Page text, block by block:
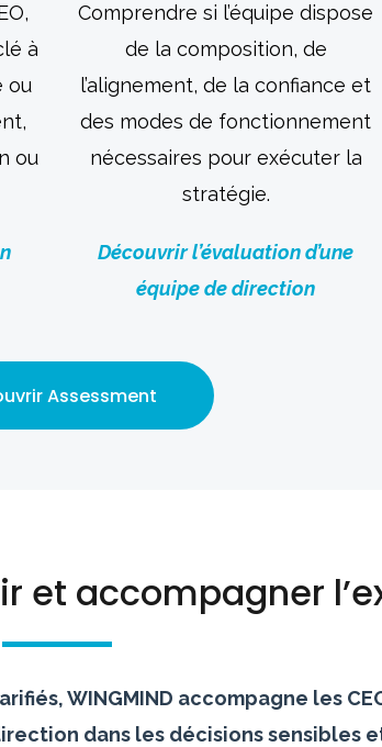
à
ou
ou
Comprendre si l’équipe dispose
de la composition, de
l’alignement, de la confiance et
des modes de fonctionnement
nécessaires pour exécuter la
stratégie.
Découvrir l’évaluation d’une
équipe de direction
Assessment
et accompagner
WINGMIND accompagne les
dans les décisions sensibles